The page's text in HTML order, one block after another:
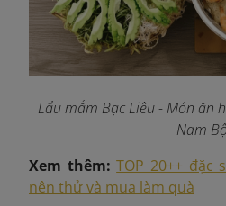
Lẩu mắm Bạc Liêu - Món ăn
Nam Bộ
Xem thêm:TOP 20++ đặc
nên thử và mua làm quà